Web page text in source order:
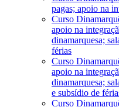
pagas; apoio na
Curso
apoio na
dinamarquesa;
férias
Curso
apoio na
dinamarquesa;
e subsídio de
Curso